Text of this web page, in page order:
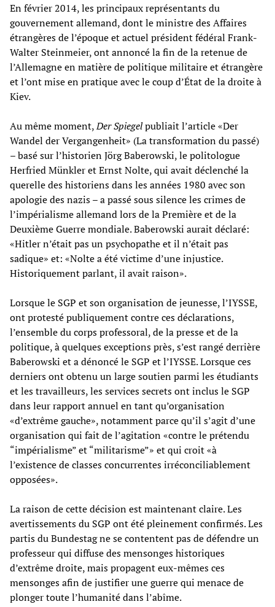
En février 2014, les principaux représentants du
gouvernement allemand, dont le ministre des Affaires
étrangères de l’époque et actuel président fédéral Frank-
Walter Steinmeier, ont annoncé la fin de la retenue de
l’Allemagne en matière de politique militaire et étrangère
et l’ont mise en pratique avec le coup d’État de la droite à
Kiev.
Au même moment,Der Spiegelpubliait l’article «Der
Wandel der Vergangenheit» (La transformation du passé)
– basé sur l’historien Jörg Baberowski, le politologue
Herfried Münkler et Ernst Nolte, qui avait déclenché la
querelle des historiens dans les années 1980 avec son
apologie des nazis – a passé sous silence les crimes de
l’impérialisme allemand lors de la Première et de la
Deuxième Guerre mondiale. Baberowski aurait déclaré:
«Hitler n’était pas un psychopathe et il n’était pas
sadique» et: «Nolte a été victime d’une injustice.
Historiquement parlant, il avait raison».
Lorsque le SGP et son organisation de jeunesse, l’IYSSE,
ont protesté publiquement contre ces déclarations,
l’ensemble du corps professoral, de la presse et de la
politique, à quelques exceptions près, s’est rangé derrière
Baberowski et a dénoncé le SGP et l’IYSSE. Lorsque ces
derniers ont obtenu un large soutien parmi les étudiants
et les travailleurs, les services secrets ont inclus le SGP
dans leur rapport annuel en tant qu’organisation
«d’extrême gauche», notamment parce qu’il s’agit d’une
organisation qui fait de l’agitation «contre le prétendu
“impérialisme” et “militarisme”» et qui croit «à
l’existence de classes concurrentes irréconciliablement
opposées».
La raison de cette décision est maintenant claire. Les
avertissements du SGP ont été pleinement confirmés. Les
partis du Bundestag ne se contentent pas de défendre un
professeur qui diffuse des mensonges historiques
d’extrême droite, mais propagent eux-mêmes ces
mensonges afin de justifier une guerre qui menace de
plonger toute l’humanité dans l’abîme.